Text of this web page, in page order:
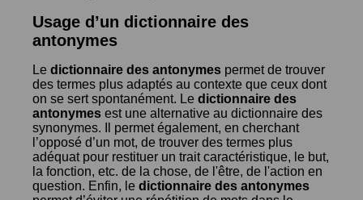
Usage d’un dictionnaire des
antonymes
Le dictionnaire des antonymes permet de trouver
des termes plus adaptés au contexte que ceux dont
on se sert spontanément. Le dictionnaire des
antonymes est une alternative au dictionnaire des
synonymes. Il permet également, en cherchant
l’opposé d’un mot, de trouver des termes plus
adéquat pour restituer un trait caractéristique, le but,
la fonction, etc. de la chose, de l'être, de l'action en
question. Enfin, le dictionnaire des antonymes